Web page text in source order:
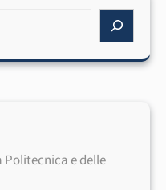
Politecnica e delle